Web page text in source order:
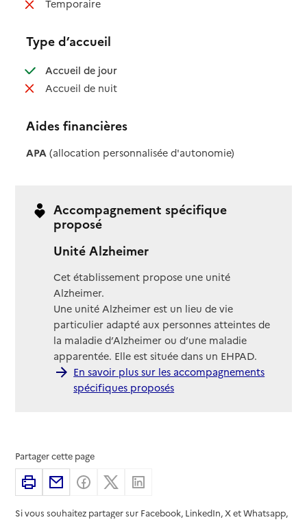
Temporaire
Type d’accueil
Accueil de jour: disponible
Accueil de nuit: non disponible
Aides financières
APA (allocation personnalisée d'autonomie)
Accompagnement spécifique
proposé
Unité Alzheimer
Cet établissement propose une unité
Alzheimer.
Une unité Alzheimer est un lieu de vie
particulier adapté aux personnes atteintes de
la maladie d’Alzheimer ou d’une maladie
apparentée. Elle est située dans un EHPAD.
En savoir plus sur les accompagnements
spécifiques proposés
Partager cette page
ImprimerPartager par email
Partager sur Facebook
Partager sur X
Si vous souhaitez partager sur Facebook, LinkedIn, X et Whatsapp,